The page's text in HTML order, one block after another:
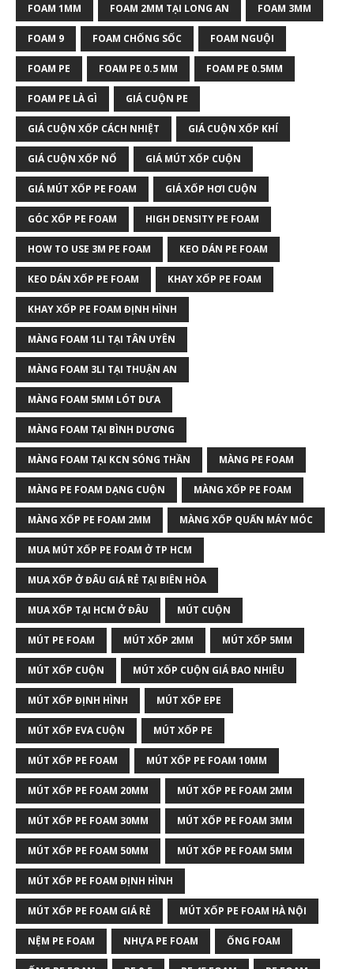
FOAM 1MM FOAM 2MM TẠI LONG AN FOAM 3MM
FOAM 9 FOAM CHỐNG SỐC FOAM NGUỘI
FOAM PE FOAM PE 0.5 MM FOAM PE 0.5MM
FOAM PE LÀ GÌ GIÁ CUỘN PE
GIÁ CUỘN XỐP CÁCH NHIỆT GIÁ CUỘN XỐP KHÍ
GIÁ CUỘN XỐP NỔ GIÁ MÚT XỐP CUỘN
GIÁ MÚT XỐP PE FOAM GIÁ XỐP HƠI CUỘN
GÓC XỐP PE FOAM HIGH DENSITY PE FOAM
HOW TO USE 3M PE FOAM KEO DÁN PE FOAM
KEO DÁN XỐP PE FOAM KHAY XỐP PE FOAM
KHAY XỐP PE FOAM ĐỊNH HÌNH
MÀNG FOAM 1LI TẠI TÂN UYÊN
MÀNG FOAM 3LI TẠI THUẬN AN
MÀNG FOAM 5MM LÓT DƯA
MÀNG FOAM TẠI BÌNH DƯƠNG
MÀNG FOAM TẠI KCN SÓNG THẦN MÀNG PE FOAM
MÀNG PE FOAM DẠNG CUỘN MÀNG XỐP PE FOAM
MÀNG XỐP PE FOAM 2MM MÀNG XỐP QUẤN MÁY MÓC
MUA MÚT XỐP PE FOAM Ở TP HCM
MUA XỐP Ở ĐÂU GIÁ RẺ TẠI BIÊN HÒA
MUA XỐP TẠI HCM Ở ĐÂU MÚT CUỘN
MÚT PE FOAM MÚT XỐP 2MM MÚT XỐP 5MM
MÚT XỐP CUỘN MÚT XỐP CUỘN GIÁ BAO NHIÊU
MÚT XỐP ĐỊNH HÌNH MÚT XỐP EPE
MÚT XỐP EVA CUỘN MÚT XỐP PE
MÚT XỐP PE FOAM MÚT XỐP PE FOAM 10MM
MÚT XỐP PE FOAM 20MM MÚT XỐP PE FOAM 2MM
MÚT XỐP PE FOAM 30MM MÚT XỐP PE FOAM 3MM
MÚT XỐP PE FOAM 50MM MÚT XỐP PE FOAM 5MM
MÚT XỐP PE FOAM ĐỊNH HÌNH
MÚT XỐP PE FOAM GIÁ RẺ MÚT XỐP PE FOAM HÀ NỘI
NỆM PE FOAM NHỰA PE FOAM ỐNG FOAM